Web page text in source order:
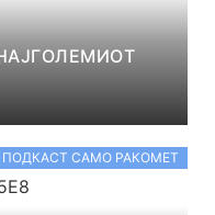
ПОДКАСТ САМО РАКОМЕТ